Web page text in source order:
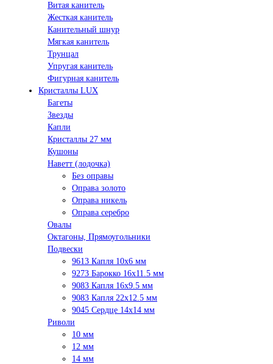
Витая канитель
Жесткая канитель
Канительный шнур
Мягкая канитель
Трунцал
Упругая канитель
Фигурная канитель
Кристаллы LUX
Багеты
Звезды
Капли
Кристаллы 27 мм
Кушоны
Наветт (лодочка)
Без оправы
Оправа золото
Оправа никель
Оправа серебро
Овалы
Октагоны, Прямоугольники
Подвески
9613 Капля 10х6 мм
9273 Барокко 16x11.5 мм
9083 Капля 16x9.5 мм
9083 Капля 22x12.5 мм
9045 Сердце 14х14 мм
Риволи
10 мм
12 мм
14 мм